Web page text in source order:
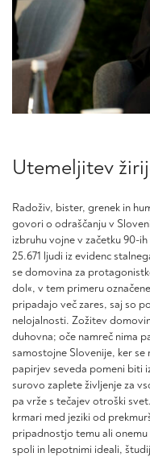
Utemeljitev
Radoživ, bister, grenek in
govori o odraščanju v
izbruhu vojne v začetku 90-
25.671 ljudi iz evidenc
se domovina za
dol«, v tem primeru
pripadajo več zares, saj so
nelojalnosti. Zožitev
duhovna; oče namreč nima
samostojne Slovenije, ker
papirjev seveda pomeni biti
surovo zaplete življenje za
pa vrže s tečajev otroški
krmari med jeziki od
pripadnostjo temu ali
spoli in lepotnimi ideali,